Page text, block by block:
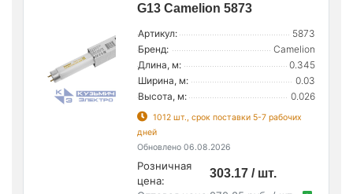
G13 Camelion 5873
Артикул:
5873
Бренд:
Camelion
Длина, м:
0.345
Ширина, м:
0.03
Высота, м:
0.026
1012 шт., срок поставки 5-7 рабочих
дней
Обновлено 06.08.2026
Розничная
цена:
303.17 / шт.